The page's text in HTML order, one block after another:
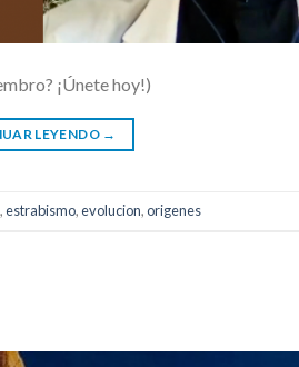
¡Únete hoy!)
LEYENDO →
,estrabismo,evolucion,origenes